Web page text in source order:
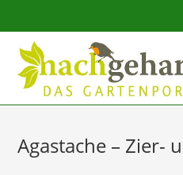
Sidebar-
Inhalt
Agastache – Zier-